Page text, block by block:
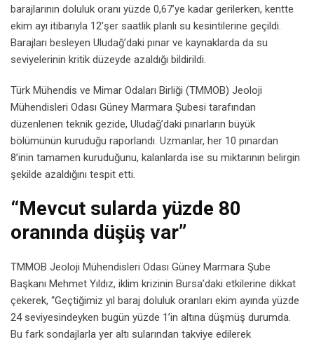
barajlarının doluluk oranı yüzde 0,67’ye kadar gerilerken, kentte
ekim ayı itibarıyla 12’şer saatlik planlı su kesintilerine geçildi.
Barajları besleyen Uludağ’daki pınar ve kaynaklarda da su
seviyelerinin kritik düzeyde azaldığı bildirildi.
Türk Mühendis ve Mimar Odaları Birliği (TMMOB) Jeoloji
Mühendisleri Odası Güney Marmara Şubesi tarafından
düzenlenen teknik gezide, Uludağ’daki pınarların büyük
bölümünün kuruduğu raporlandı. Uzmanlar, her 10 pınardan
8’inin tamamen kuruduğunu, kalanlarda ise su miktarının belirgin
şekilde azaldığını tespit etti.
“Mevcut sularda yüzde 80
oranında düşüş var”
TMMOB Jeoloji Mühendisleri Odası Güney Marmara Şube
Başkanı Mehmet Yıldız, iklim krizinin Bursa’daki etkilerine dikkat
çekerek, “Geçtiğimiz yıl baraj doluluk oranları ekim ayında yüzde
24 seviyesindeyken bugün yüzde 1’in altına düşmüş durumda.
Bu fark sondajlarla yer altı sularından takviye edilerek